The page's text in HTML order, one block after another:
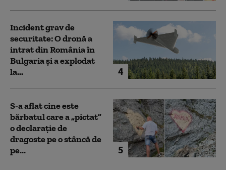
4
Incident grav de
securitate: O dronă a
intrat din România în
Bulgaria şi a explodat
la...
5
S-a aflat cine este
bărbatul care a „pictat”
o declarație de
dragoste pe o stâncă de
pe...